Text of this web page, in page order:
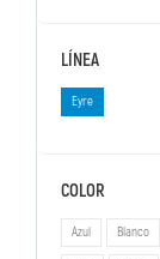
LÍNEA
Eyre
COLOR
Azul Blanco